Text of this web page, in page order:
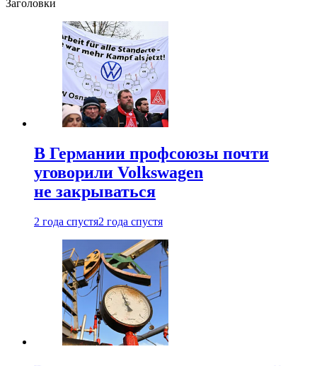
Заголовки
В Германии профсоюзы почти
уговорили Volkswagen
не закрываться
2 года спустя2 года спустя